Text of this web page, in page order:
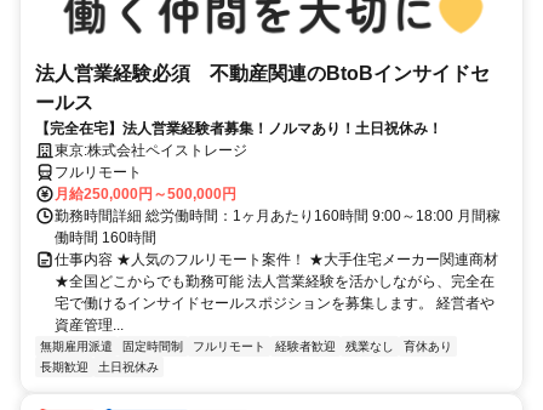
法人営業経験必須 不動産関連のBtoBインサイドセ
ールス
【完全在宅】法人営業経験者募集！ノルマあり！土日祝休み！
東京:株式会社ペイストレージ
フルリモート
月給250,000円～500,000円
勤務時間詳細 総労働時間：1ヶ月あたり160時間 9:00～18:00 月間稼
働時間 160時間
仕事内容 ★人気のフルリモート案件！ ★大手住宅メーカー関連商材
★全国どこからでも勤務可能 法人営業経験を活かしながら、完全在
宅で働けるインサイドセールスポジションを募集します。 経営者や
資産管理...
無期雇用派遣 固定時間制 フルリモート 経験者歓迎 残業なし
育休あり
長期歓迎
土日祝休み